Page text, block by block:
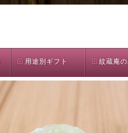
用途別ギフト 紋蔵庵の